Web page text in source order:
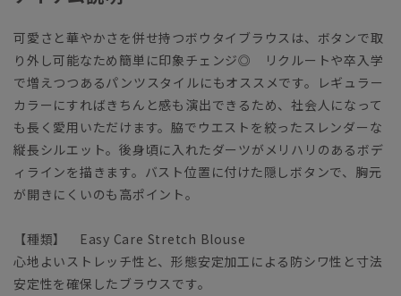
可愛さと華やかさを併せ持つボウタイブラウスは、ボタンで取
り外し可能なため簡単に印象チェンジ◎ リクルートや卒入学
で増えつつあるパンツスタイルにもオススメです。レギュラー
カラーにすればきちんと感も演出できるため、社会人になって
も長く愛用いただけます。脇でウエストを絞ったスレンダーな
縦長シルエット。後身頃に入れたダーツがメリハリのあるボデ
ィラインを描きます。バスト位置に付けた隠しボタンで、胸元
が開きにくいのも高ポイント。
【種類】 Easy Care Stretch Blouse
心地よいストレッチ性と、形態安定加工による防シワ性と寸法
安定性を確保したブラウスです。